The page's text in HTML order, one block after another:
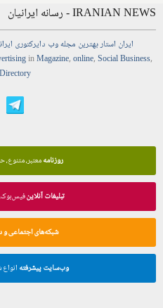
IRANIAN NEWS - رسانه ایرانیان
ایران استاربهترین مجلهوب دایرکتوری
inMagazine,online,Social Business,
Directory
روزنامهمعتبر،
تبلیغات آنلاینفیس‌بوک،
شبکه‌های اجتماعی و
وب‌سایت پیشرفته